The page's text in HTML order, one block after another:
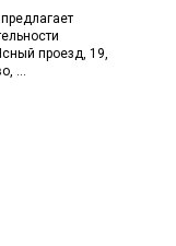
проезд, 19,
...